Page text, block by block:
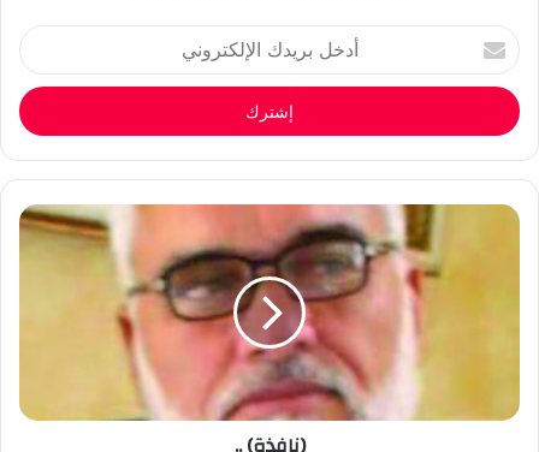
أدخل
بريدك
الإلكتروني